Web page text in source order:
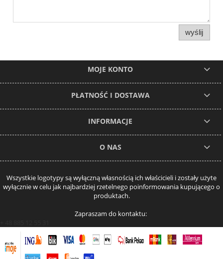
wyślij
MOJE KONTO
PŁATNOŚĆ I DOSTAWA
INFORMACJE
O NAS
Wszystkie logotypy są wyłączną własnością ich właścicieli i zostały użyte
wyłącznie w celu jak najbardziej rzetelnego poinformowania kupującego o
produktach.
Zapraszam do kontaktu: